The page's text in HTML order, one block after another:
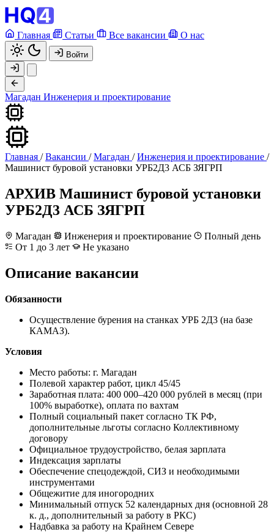
Главная Статьи Все вакансии О нас
Войти
Магадан Инженерия и проектирование
Главная / Вакансии / Магадан / Инженерия и проектирование /
Машинист буровой установки УРБ2Д3 АСБ ЗЯГРП
АРХИВ Машинист буровой установки
УРБ2Д3 АСБ ЗЯГРП
Магадан Инженерия и проектирование
Полный день
От 1 до 3 лет
Не указано
Описание вакансии
Обязанности
Осуществление бурения на станках УРБ 2Д3 (на базе
КАМАЗ).
Условия
Место работы: г. Магадан
Полевой характер работ, цикл 45/45
Заработная плата: 400 000–420 000 рублей в месяц (при
100% выработке), оплата по вахтам
Полный социальный пакет согласно ТК РФ,
дополнительные льготы согласно Коллективному
договору
Официальное трудоустройство, белая зарплата
Индексация зарплаты
Обеспечение спецодеждой, СИЗ и необходимыми
инструментами
Общежитие для иногородних
Минимальный отпуск 52 календарных дня (основной 28
к. д., дополнительный за работу в РКС)
Надбавка за работу на Крайнем Севере